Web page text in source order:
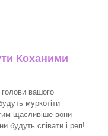
Коханими
вашого
муркотіти
щасливіше вони
будуть співати і реп!